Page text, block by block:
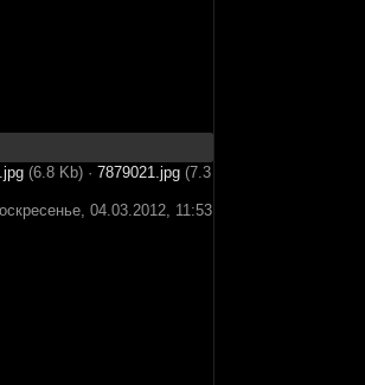
(6.8 Kb) · 7879021.jpg (7.3
04.03.2012, 11:53